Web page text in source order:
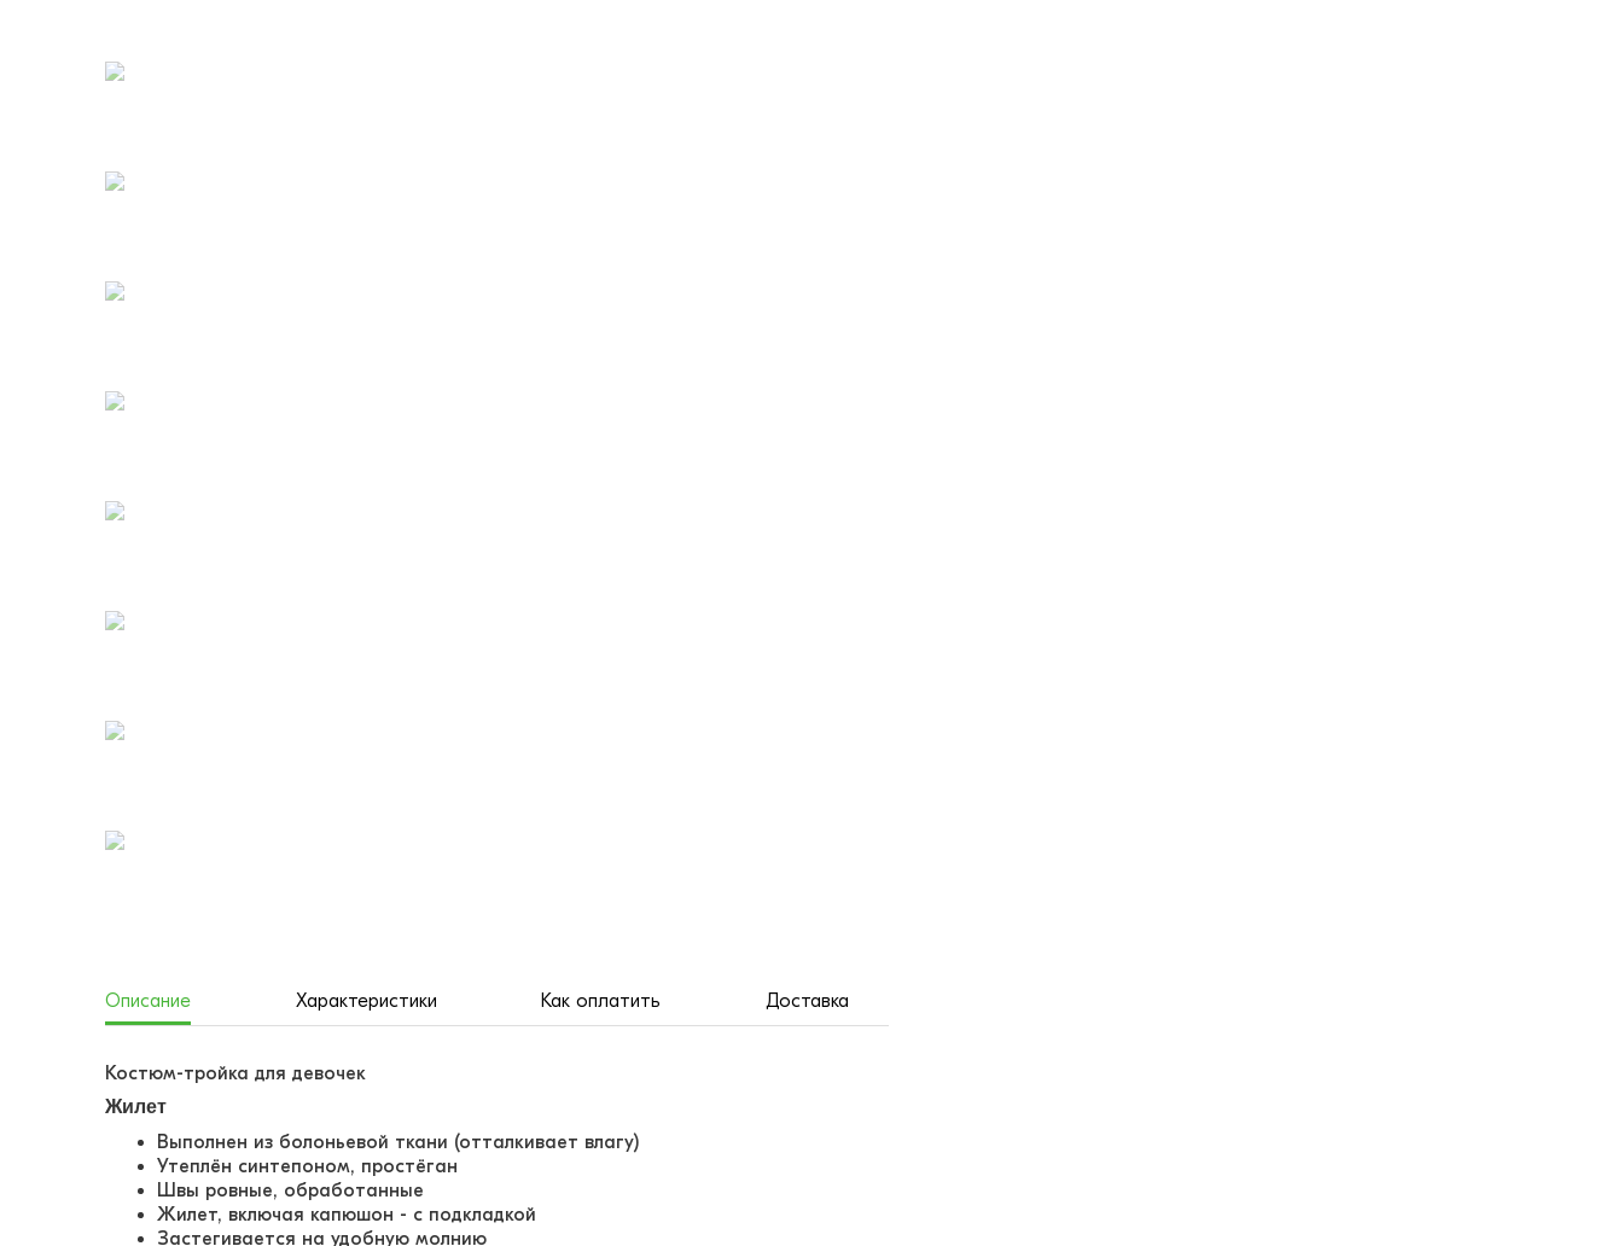
Описание Характеристики Как оплатить Доставка
Костюм-тройка для девочек
Жилет
Выполнен из болоньевой ткани (отталкивает влагу)
Утеплён синтепоном, простёган
Швы ровные, обработанные
Жилет, включая капюшон - с подкладкой
Застегивается на удобную молнию